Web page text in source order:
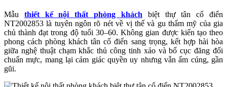
Mẫu thiết kế nội thất phòng khách biệt thự tân cổ điển
NT2002853 là tuyên ngôn rõ nét về vị thế và gu thẩm mỹ của gia
chủ thành đạt trong độ tuổi 30–60. Không gian được kiến tạo theo
phong cách phòng khách tân cổ điển sang trọng, kết hợp hài hòa
giữa nghệ thuật chạm khắc thủ công tinh xảo và bố cục đăng đối
chuẩn mực, mang lại cảm giác quyền uy nhưng vẫn ấm cúng, gần
gũi.